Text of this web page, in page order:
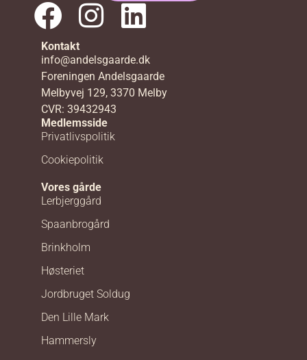
Kontakt
info@andelsgaarde.dk
Foreningen Andelsgaarde
Melbyvej 129, 3370 Melby
CVR: 39432943
Medlemsside
Privatlivspolitik
Cookiepolitik
Vores gårde
Lerbjerggård
Spaanbrogård
Brinkholm
Høsteriet
Jordbruget Soldug
Den Lille Mark
Hammersly